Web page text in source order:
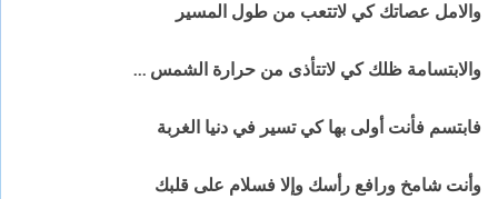
والامل عصاتك كي لاتتعب من طول المسير
والابتسامة ظلك كي لاتتأذى من حرارة الشمس …
فابتسم فأنت أولى بها كي تسير في دنيا الغربة
وأنت شامخ ورافع رأسك وإلا فسلام على قلبك